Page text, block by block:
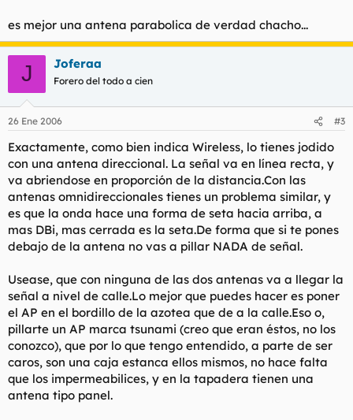
es mejor una antena parabolica de verdad chacho...
J Joferaa
Forero del todo a cien
26 Ene 2006 #3
Exactamente, como bien indica Wireless, lo tienes jodido
con una antena direccional. La señal va en línea recta, y
va abriendose en proporción de la distancia.Con las
antenas omnidireccionales tienes un problema similar, y
es que la onda hace una forma de seta hacia arriba, a
mas DBi, mas cerrada es la seta.De forma que si te pones
debajo de la antena no vas a pillar NADA de señal.
Usease, que con ninguna de las dos antenas va a llegar la
señal a nivel de calle.Lo mejor que puedes hacer es poner
el AP en el bordillo de la azotea que de a la calle.Eso o,
pillarte un AP marca tsunami (creo que eran éstos, no los
conozco), que por lo que tengo entendido, a parte de ser
caros, son una caja estanca ellos mismos, no hace falta
que los impermeabilices, y en la tapadera tienen una
antena tipo panel.